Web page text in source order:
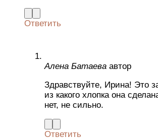
Ответить
Алена Батаева автор
Здравствуйте, Ирина! Это
из какого хлопка она
нет, не сильно.
Ответить